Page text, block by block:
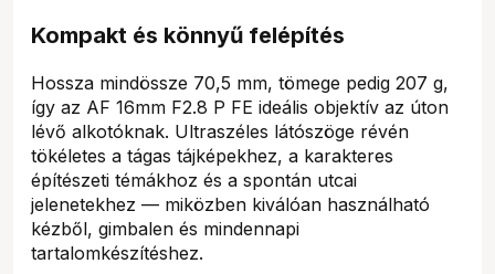
Kompakt és könnyű felépítés
Hossza mindössze 70,5 mm, tömege pedig 207 g,
így az AF 16mm F2.8 P FE ideális objektív az úton
lévő alkotóknak. Ultraszéles látószöge révén
tökéletes a tágas tájképekhez, a karakteres
építészeti témákhoz és a spontán utcai
jelenetekhez — miközben kiválóan használható
kézből, gimbalen és mindennapi
tartalomkészítéshez.